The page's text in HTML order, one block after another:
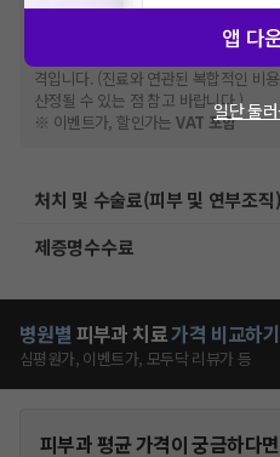
※비급여 항목의 경우,추가비용 등으
한 가격은 해당 의료기관에 직접 문의해
건강보험심사평가원
격입니다. (진료와 연관된 복합적인 비
산정될 수 있는 점 참고 바랍니다.)
※ 이벤트가, 할인가는VAT 포함
처치 및 수술료(피부 및 연부조직)
제증명수수료
병원별 피부과 치료가격 비교하기
심평원가, 이벤트가, 모두닥 리뷰가 등
피부과평균 가격이 궁금하다
앱 다
일단 둘